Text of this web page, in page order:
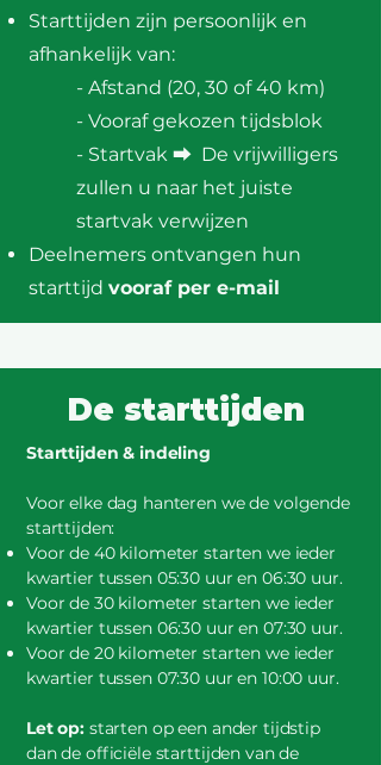
Starttijden zijn persoonlijk en
afhankelijk van:
- Afstand (20, 30 of 40 km)
- Vooraf gekozen tijdsblok
- Startvak ⮕ De vrijwilligers
zullen u naar het juiste
startvak verwijzen​
Deelnemers ontvangen hun
starttijd vooraf per e-mail
De starttijden
Starttijden & indeling
Voor elke dag hanteren we de volgende
starttijden:
Voor de 40 kilometer starten we ieder
kwartier tussen 05:30 uur en 06:30 uur.
Voor de 30 kilometer starten we ieder
kwartier tussen 06:30 uur en 07:30 uur.
Voor de 20 kilometer starten we ieder
kwartier tussen 07:30 uur en 10:00 uur.
Let op: starten op een ander tijdstip
dan de officiële starttijden van de